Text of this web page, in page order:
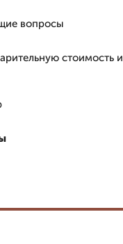
вопросы
стоимость и